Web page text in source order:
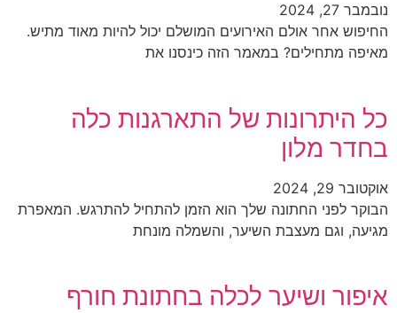
נובמבר 27, 2024
החיפוש אחר אולם האירועים המושלם יכול להיות מאוד מתיש.
מאיפה מתחילים? במאמר הזה כינסנו את
כל היתרונות של התארגנות כלה
בחדר מלון
אוקטובר 29, 2024
הבוקר לפני החתונה שלך הוא הזמן להתחיל להתרגש. המאפרת
מגיעה, וגם מעצבת השיער, והשמלה מונחת
איפור ושיער לכלה בחתונת חורף